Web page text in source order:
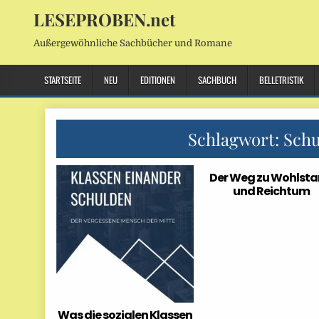
LESEPROBEN.net
Außergewöhnliche Sachbücher und Romane
STARTSEITE NEU EDITIONEN SACHBUCH BELLETRISTIK
Schlagwort:
Was die sozialen Klassen
Der Weg zu
und Reichtum